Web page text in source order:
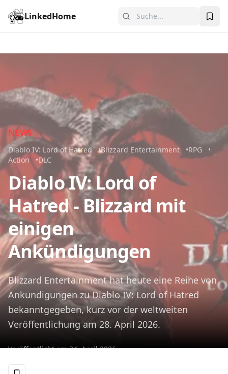
LinkedHome
NEWS
Diablo IV: Lord of Hatred Blizzard Entertainment
RPG
Action
DLC
Diablo IV: Lord of
Hatred - Blizzard mit
einigen
Ankündigungen
Blizzard Entertainment hat heute eine Reihe von
Ankündigungen zu Diablo IV: Lord of Hatred
bekanntgegeben, kurz vor der weltweiten
Veröffentlichung am 28. April 2026.
Veröffentlicht am24. April 2026